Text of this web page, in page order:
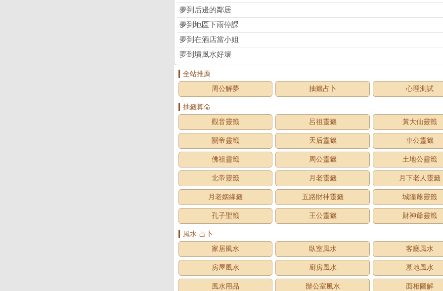
夢到后邊的鄰居
夢到地區下雨停課
夢到在酒店當小姐
夢到墳風水好壞
全站推薦
周公解夢
抽籤占卜 心理測試
抽籤算命
觀音靈籤
呂祖靈籤 黃大仙靈籤
關帝靈籤 天后靈籤 車公靈籤
佛祖靈籤 周公靈籤 土地公靈籤
北帝靈籤 月老靈籤 月下老人靈籤
月老姻緣籤 五路財神靈籤 城隍爺靈籤
孔子聖籤 王公靈籤 財神爺靈籤
風水·占卜
家居風水
臥室風水 客廳風水
房屋風水 廚房風水 墓地風水
風水用品 辦公室風水 面相圖解